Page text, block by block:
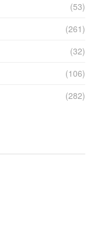
(53)
(261)
(32)
(106)
(282)